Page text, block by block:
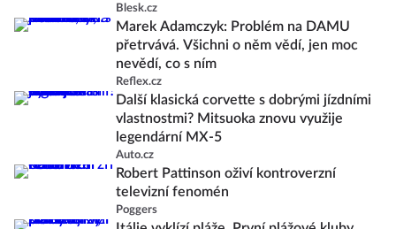
Blesk.cz
Marek Adamczyk: Problém na DAMU
přetrvává. Všichni o něm vědí, jen moc
nevědí, co s ním
Reflex.cz
Další klasická corvette s dobrými jízdními
vlastnostmi? Mitsuoka znovu využije
legendární MX-5
Auto.cz
Robert Pattinson oživí kontroverzní
televizní fenomén
Poggers